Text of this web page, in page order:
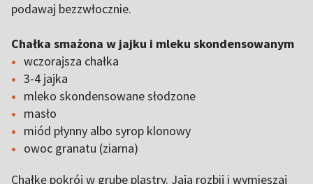
podawaj bezzwłocznie.
Chałka smażona w jajku i mleku skondensowanym
wczorajsza chałka
3-4 jajka
mleko skondensowane słodzone
masło
miód płynny albo syrop klonowy
owoc granatu (ziarna)
Chałkę pokrój w grube plastry. Jaja rozbij i wymieszaj